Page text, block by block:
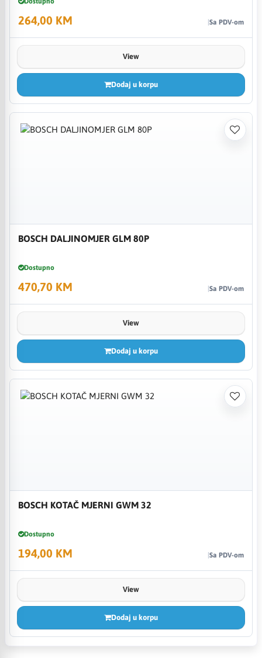
264,00 KM Sa PDV-om
View
Dodaj u korpu
BOSCH DALJINOMJER GLM 80P
Dostupno
470,70 KM Sa PDV-om
View
Dodaj u korpu
BOSCH KOTAČ MJERNI GWM 32
Dostupno
194,00 KM Sa PDV-om
View
Dodaj u korpu